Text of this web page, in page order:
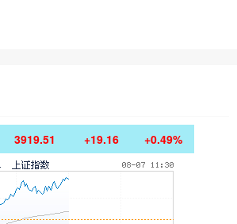
3919.51 +19.16 +0.49%